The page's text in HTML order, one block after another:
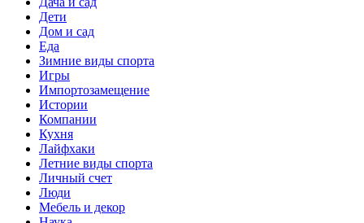
Дети
Дом и сад
Еда
Зимние виды спорта
Игры
Импортозамещение
Истории
Компании
Кухня
Лайфхаки
Летние виды спорта
Личный счет
Люди
Мебель и декор